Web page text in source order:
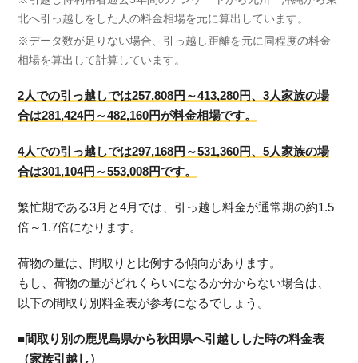
北へ引っ越しをした人の料金相場を元に算出しています。
※データ数が足りない場合、引っ越し距離を元に同程度の料金
相場を算出して計算しています。
2人での引っ越しでは257,808円～413,280円、3人家族の場
合は281,424円～482,160円が料金相場です。
4人での引っ越しでは297,168円～531,360円、5人家族の場
合は301,104円～553,008円です。
繁忙期である3月と4月では、引っ越し料金が通常期の約1.5
倍～1.7倍になります。
荷物の量は、間取りと比例する傾向があります。
もし、荷物の量がどれくらいになるか分からない場合は、
以下の間取り別料金表が参考になるでしょう。
■間取り別の鹿児島県から秋田県へ引越しした時の料金表
（家族引越し）